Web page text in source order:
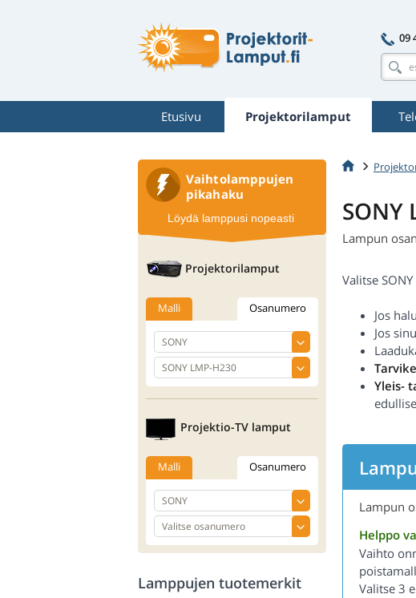
09
Etusivu Projektorilamput
Lampun
Valitse
Jos
Jos
Yleis-
Lampun
Helppo
Vaihto
Valitse 3
Vaihtolamppujen
pikahaku
Löydä lamppusi nopeasti
Projektorilamput
Malli Osanumero
Projektio-TV lamput
Malli Osanumero
Lamppujen tuotemerkit